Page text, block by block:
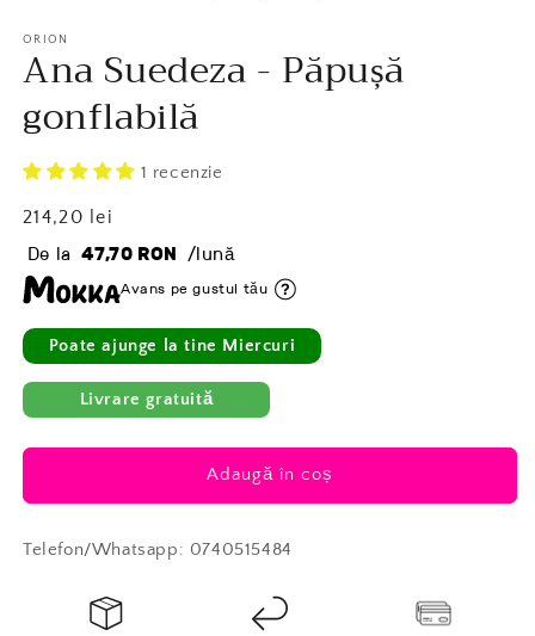
media
ORION
Ana Suedeza - Păpușă
gonflabilă
1 recenzie
Preț
obișnuit
214,20 lei
De la 47,70 RON /lună
Avans pe gustul tău
Poate ajunge la tine Miercuri
Livrare gratuită
Adaugă în coș
Telefon/Whatsapp: 0740515484